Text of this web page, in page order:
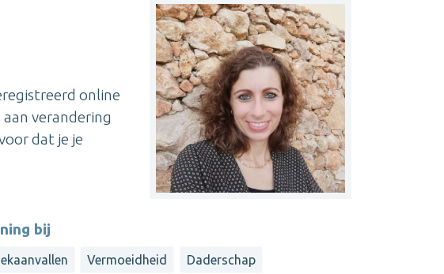
online
verandering
dat je je
bij
Vermoeidheid Daderschap